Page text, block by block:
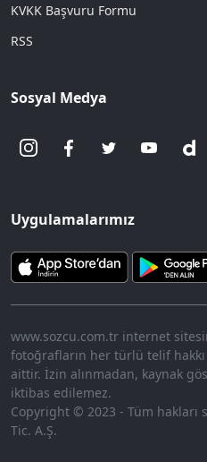
KVKK Başvuru Formu
RSS
Sosyal Medya
Uygulamalarımız
www.sozcu.com.tr internet
fotoğrafların her türlü telif hakkı
aittir. İzin alınmadan, kaynak
iktibas edilemez.
Copyright © 2023 - Tüm hakları
Tic. A.Ş.